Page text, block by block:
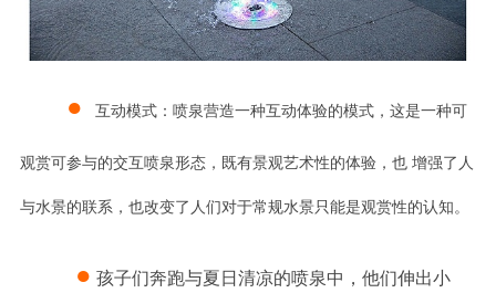
● 互动模式：喷泉营造一种互动体验的模式，这是一种可
观赏可参与的交互喷泉形态，既有景观艺术性的体验，也 增强了人
与水景的联系，也改变了人们对于常规水景只能是观赏性的认知。
● 孩子们奔跑与夏日清凉的喷泉中，他们伸出小